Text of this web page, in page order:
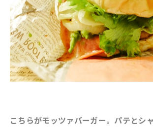
こちらがモッツァバーガー。パテとシ